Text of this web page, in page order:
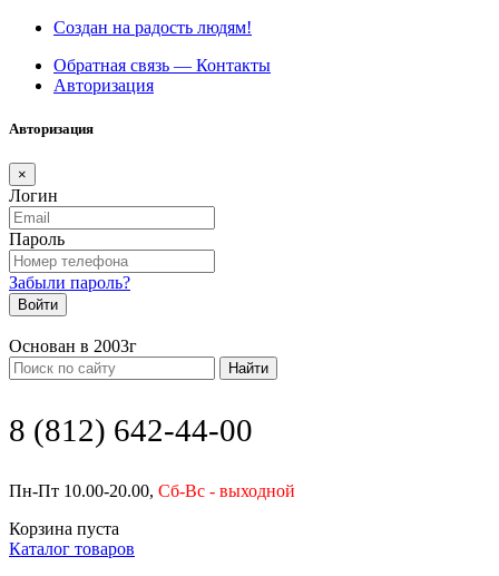
Создан на радость людям!
Обратная связь — Контакты
Авторизация
Авторизация
×
Логин
Пароль
Забыли пароль?
Войти
Основан в 2003г
Найти
8 (812) 642-44-00
Пн-Пт 10.00-20.00, Сб-Вс - выходной
Корзина пуста
Каталог товаров